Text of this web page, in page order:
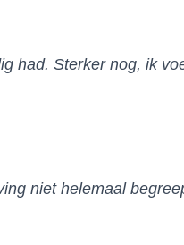
had. Sterker nog, ik
niet helemaal